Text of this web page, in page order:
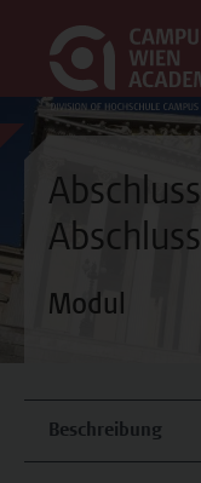
Modul
Beschreibung